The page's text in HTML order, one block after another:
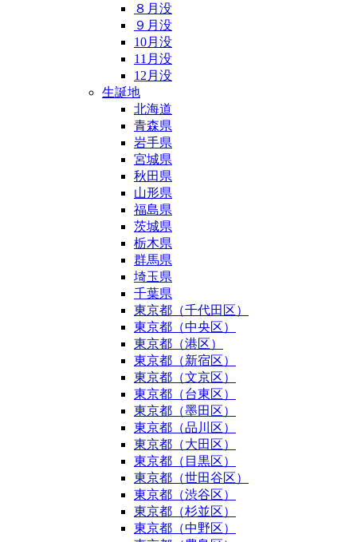
８月没
９月没
10月没
11月没
12月没
生誕地
北海道
青森県
岩手県
宮城県
秋田県
山形県
福島県
茨城県
栃木県
群馬県
埼玉県
千葉県
東京都（千代田区）
東京都（中央区）
東京都（港区）
東京都（新宿区）
東京都（文京区）
東京都（台東区）
東京都（墨田区）
東京都（品川区）
東京都（大田区）
東京都（目黒区）
東京都（世田谷区）
東京都（渋谷区）
東京都（杉並区）
東京都（中野区）